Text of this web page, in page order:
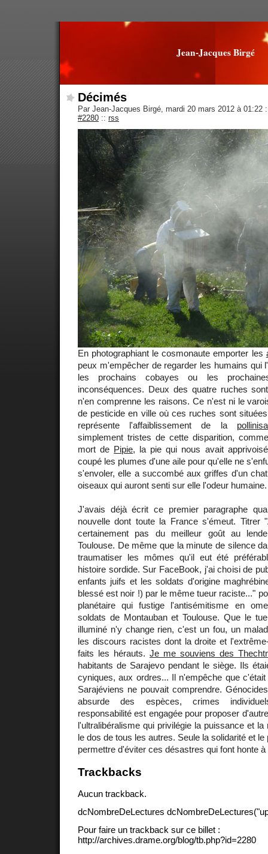
Jean-Jacques Birgé
Décimés
Par Jean-Jacques Birgé, mardi 20 mars 2012 à 01:22
#2280 :: rss
En photographiant le cosmonaute emporter les
peux m'empêcher de regarder les humains qui
les prochains cobayes ou les
inconséquences. Deux des quatre ruches
n'en comprenne les raisons. Ce n'est ni le
de pesticide en ville où ces ruches sont
représente l'affaiblissement de la
simplement tristes de cette disparition,
mort de Pipie, la pie qui nous avait
coupé les plumes d'une aile pour qu'elle ne
s'envoler, elle a succombé aux griffes d'un
oiseaux qui auront senti sur elle l'odeur humaine.
J'avais déjà écrit ce premier paragraphe
nouvelle dont toute la France s'émeut. Titrer
certainement pas du meilleur goût au
Toulouse. De même que la minute de silence
traumatiser les mômes qu'il eut été
histoire sordide. Sur FaceBook, j'ai choisi de
enfants juifs et les soldats d'origine
blessé est noir !) par le même tueur raciste..."
planétaire qui fustige l'antisémitisme en
soldats de Montauban et Toulouse. Que le
illuminé n'y change rien, c'est un fou, un
les discours racistes dont la droite et
faits les hérauts. Je me souviens des
habitants de Sarajevo pendant le siège. Ils
cyniques, aux ordres... Il n'empêche que
Sarajéviens ne pouvait comprendre.
absurde des espèces, crimes
responsabilité est engagée pour proposer
l'ultralibéralisme qui privilégie la puissance et
le dos de tous les autres. Seule la solidarité et
permettre d'éviter ces désastres qui font honte
Trackbacks
Aucun trackback.
dcNombreDeLectures
Pour faire un trackback sur ce billet :
http://archives.drame.org/blog/tb.php?id=2280